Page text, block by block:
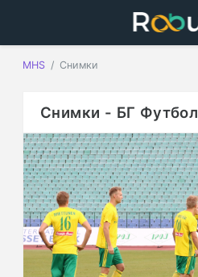
MHS Снимки
Снимки - БГ Футбол